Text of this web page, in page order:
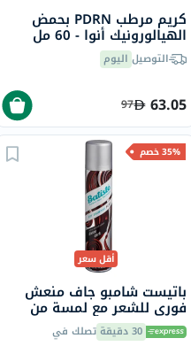
كريم مرطب PDRN بحمض
الهيالورونيك أنوا - 60 مل
التوصيل اليوم
63.05
97
35% خصم
أقل سعر
باتيست شامبو جاف منعش
فوري للشعر مع لمسة من
اللون البني داكن 200 مل
30 دقيقة تصلك في